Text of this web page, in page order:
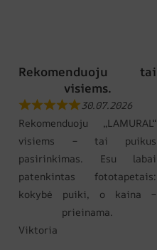
Rekomenduoju tai
visiems.
30.07.2026
Rekomenduoju „LAMURAL“
visiems – tai puikus
pasirinkimas. Esu labai
patenkintas fototapetais:
kokybė puiki, o kaina –
prieinama.
Viktoria